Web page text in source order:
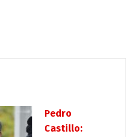
Pedro
Castillo: